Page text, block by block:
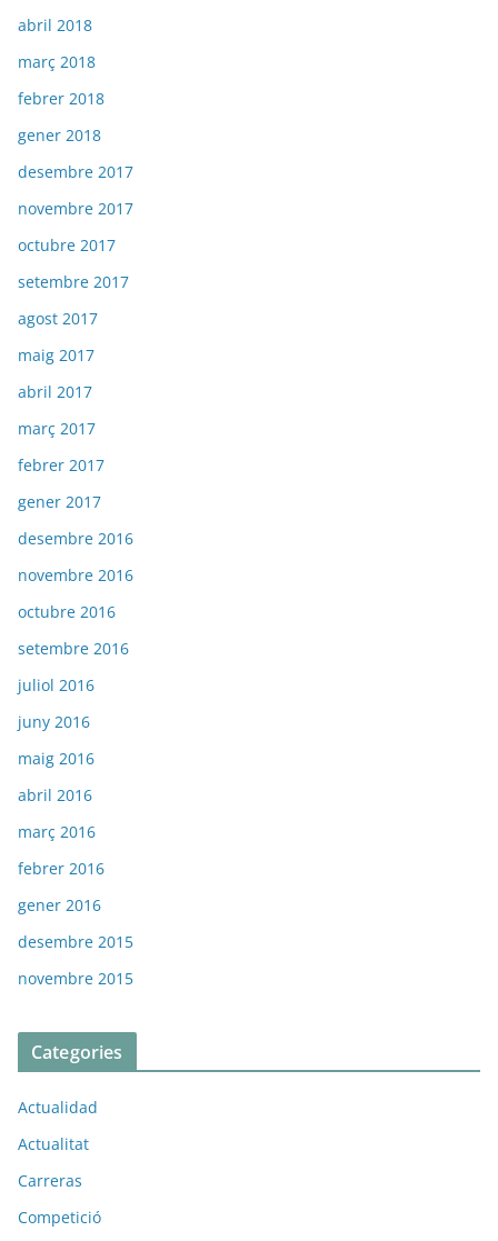
abril 2018
març 2018
febrer 2018
gener 2018
desembre 2017
novembre 2017
octubre 2017
setembre 2017
agost 2017
maig 2017
abril 2017
març 2017
febrer 2017
gener 2017
desembre 2016
novembre 2016
octubre 2016
setembre 2016
juliol 2016
juny 2016
maig 2016
abril 2016
març 2016
febrer 2016
gener 2016
desembre 2015
novembre 2015
Categories
Actualidad
Actualitat
Carreras
Competició